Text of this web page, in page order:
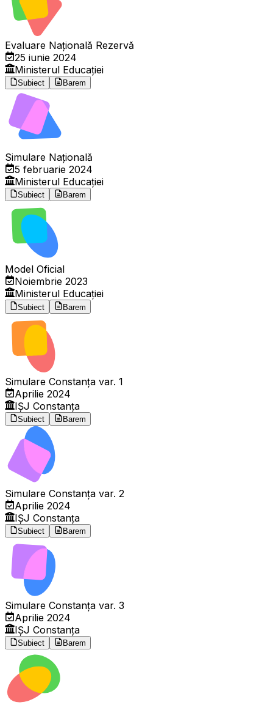
Evaluare Națională Rezervă
25 iunie 2024
Ministerul Educației
Subiect Barem
Simulare Națională
5 februarie 2024
Ministerul Educației
Subiect Barem
Model Oficial
Noiembrie 2023
Ministerul Educației
Subiect Barem
Simulare Constanța var. 1
Aprilie 2024
IȘJ Constanța
Subiect Barem
Simulare Constanța var. 2
Aprilie 2024
IȘJ Constanța
Subiect Barem
Simulare Constanța var. 3
Aprilie 2024
IȘJ Constanța
Subiect Barem